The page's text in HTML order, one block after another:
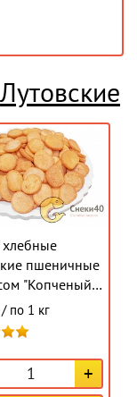
Лутовские
пшеничные
"Копченый
/ по 1 кг
+